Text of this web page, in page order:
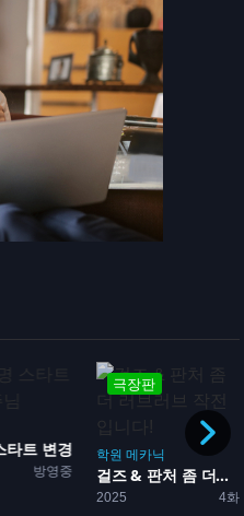
방영중
타트 변경 영주...
극장판
학원 메카닉
2025 4화
걸즈 & 판처 좀 더...